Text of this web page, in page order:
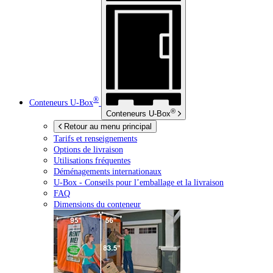
Conteneurs U-Box®
Conteneurs U-Box®
Retour au menu principal
Tarifs et renseignements
Options de livraison
Utilisations fréquentes
Déménagements internationaux
U-Box - Conseils pour l’emballage et la livraison
FAQ
Dimensions du conteneur